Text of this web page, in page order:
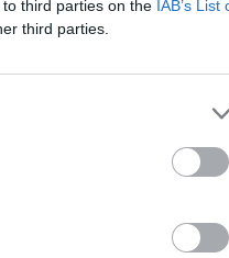
third parties on the IAB’s List
third parties.
2025,